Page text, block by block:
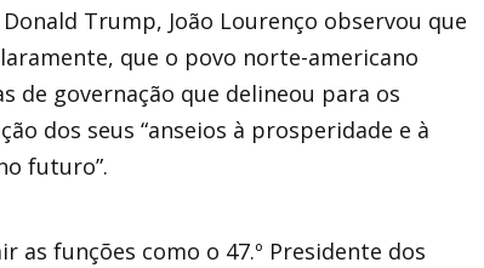
Trump, João Lourenço observou que
que o povo norte-americano
de governação que delineou para os
dos seus “anseios à prosperidade e à
futuro”.
as funções como o 47.º Presidente dos